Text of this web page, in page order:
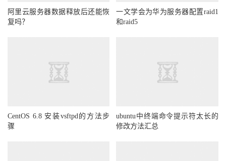
阿里云服务器数据释放后还能恢
复吗？
一文学会为华为服务器配置raid1
和raid5
CentOS 6.8 安装vsftpd的方法步
骤
ubuntu中终端命令提示符太长的
修改方法汇总